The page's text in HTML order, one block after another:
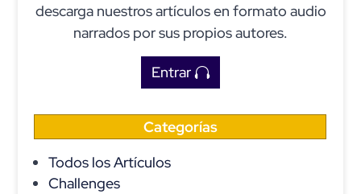
descarga nuestros artículos en formato audio
narrados por sus propios autores.
Entrar
Categorías
Todos los Artículos
Challenges